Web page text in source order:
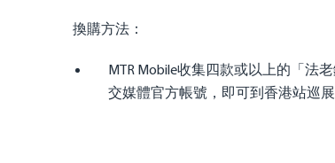
換購方法：
MTR Mobile收集四款或以上的「法
交媒體官方帳號，即可到香港站巡